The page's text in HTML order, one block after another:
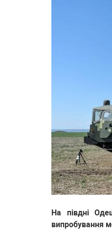
На півдні
випробування